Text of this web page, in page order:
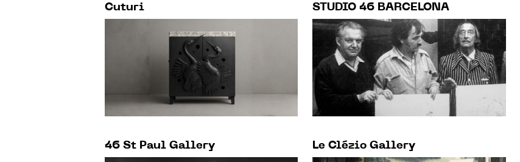
Cuturi STUDIO 46 BARCELONA
46 St Paul Gallery Le Clézio Gallery